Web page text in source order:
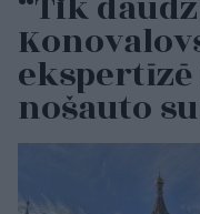
nošauto